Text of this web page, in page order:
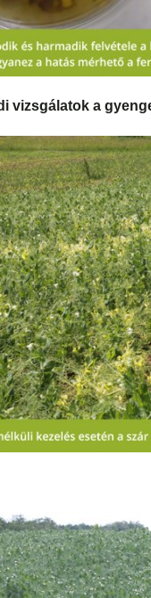
vizsgálatok a